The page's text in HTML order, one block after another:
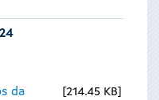
da
214.45 KB